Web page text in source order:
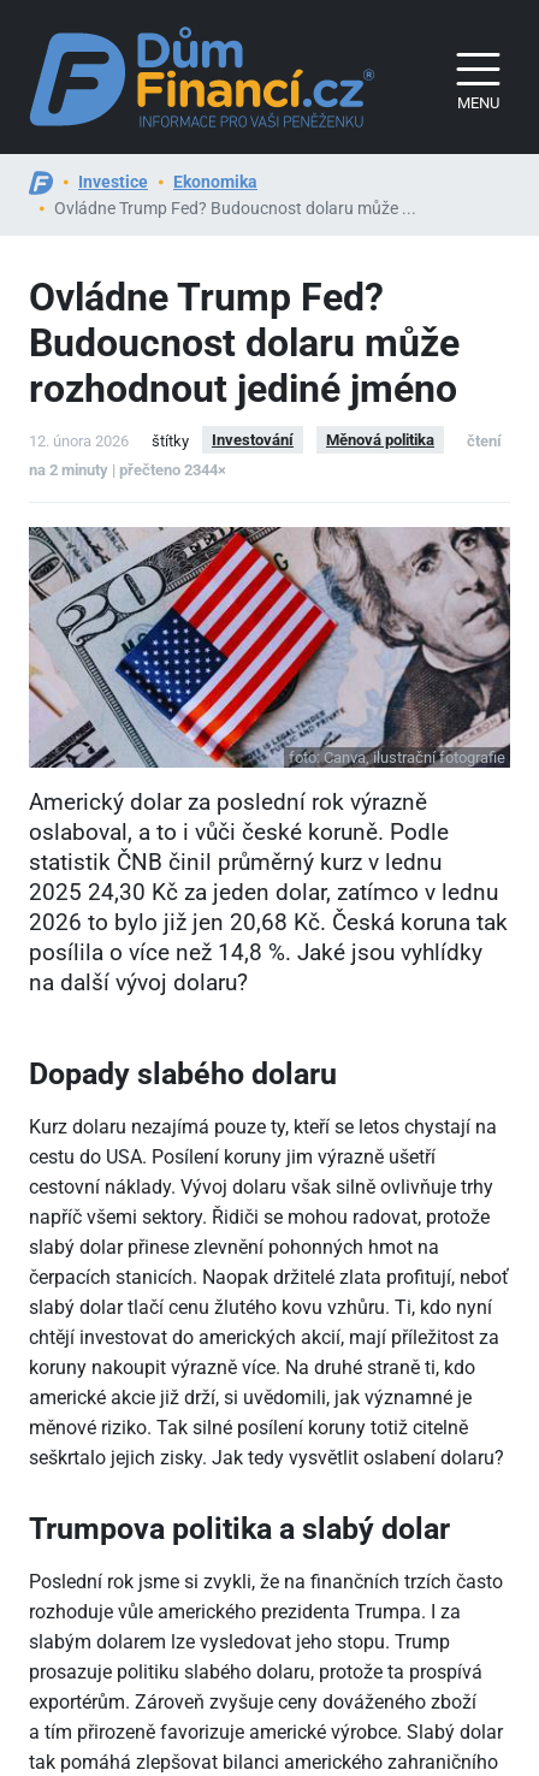
MENU
Investice
Ekonomika
Ovládne Trump Fed? Budoucnost dolaru může ...
Ovládne Trump Fed?
Budoucnost dolaru může
rozhodnout jediné jméno
12. února 2026 štítky Investování Měnová politika
čtení
na 2 minuty | přečteno 2344×
foto: Canva, ilustrační fotografie
Americký dolar za poslední rok výrazně
oslaboval, a to i vůči české koruně. Podle
statistik ČNB činil průměrný kurz v lednu
2025 24,30 Kč za jeden dolar, zatímco v lednu
2026 to bylo již jen 20,68 Kč. Česká koruna tak
posílila o více než 14,8 %. Jaké jsou vyhlídky
na další vývoj dolaru?
Dopady slabého dolaru
Kurz dolaru nezajímá pouze ty, kteří se letos chystají na
cestu do USA. Posílení koruny jim výrazně ušetří
cestovní náklady. Vývoj dolaru však silně ovlivňuje trhy
napříč všemi sektory. Řidiči se mohou radovat, protože
slabý dolar přinese zlevnění pohonných hmot na
čerpacích stanicích. Naopak držitelé zlata profitují, neboť
slabý dolar tlačí cenu žlutého kovu vzhůru. Ti, kdo nyní
chtějí investovat do amerických akcií, mají příležitost za
koruny nakoupit výrazně více. Na druhé straně ti, kdo
americké akcie již drží, si uvědomili, jak významné je
měnové riziko. Tak silné posílení koruny totiž citelně
seškrtalo jejich zisky. Jak tedy vysvětlit oslabení dolaru?
Trumpova politika a slabý dolar
Poslední rok jsme si zvykli, že na finančních trzích často
rozhoduje vůle amerického prezidenta Trumpa. I za
slabým dolarem lze vysledovat jeho stopu. Trump
prosazuje politiku slabého dolaru, protože ta prospívá
exportérům. Zároveň zvyšuje ceny dováženého zboží
a tím přirozeně favorizuje americké výrobce. Slabý dolar
tak pomáhá zlepšovat bilanci amerického zahraničního